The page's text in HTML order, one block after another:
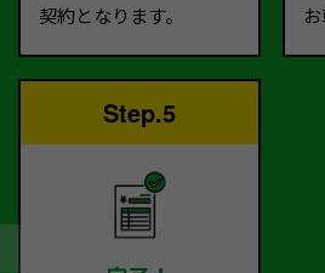
契約となります。
Step.5